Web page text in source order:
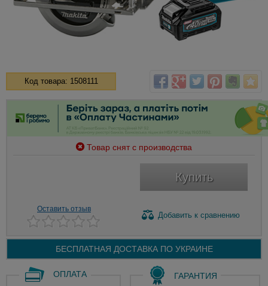
Код товара: 1508111
Товар снят с производства
Купить
Оставить отзыв
Добавить к сравнению
БЕСПЛАТНАЯ ДОСТАВКА ПО УКРАИНЕ
ОПЛАТА ГАРАНТИЯ